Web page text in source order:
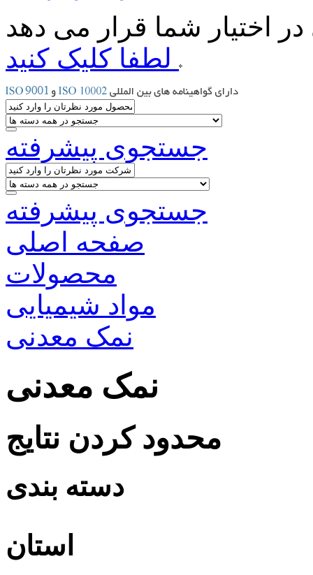
جستجوی پیشرفته
جستجوی پیشرفته
صفحه اصلی
محصولات
مواد شیمیایی
نمک معدنی
نمک معدنی
محدود کردن نتایج
دسته بندی
استان